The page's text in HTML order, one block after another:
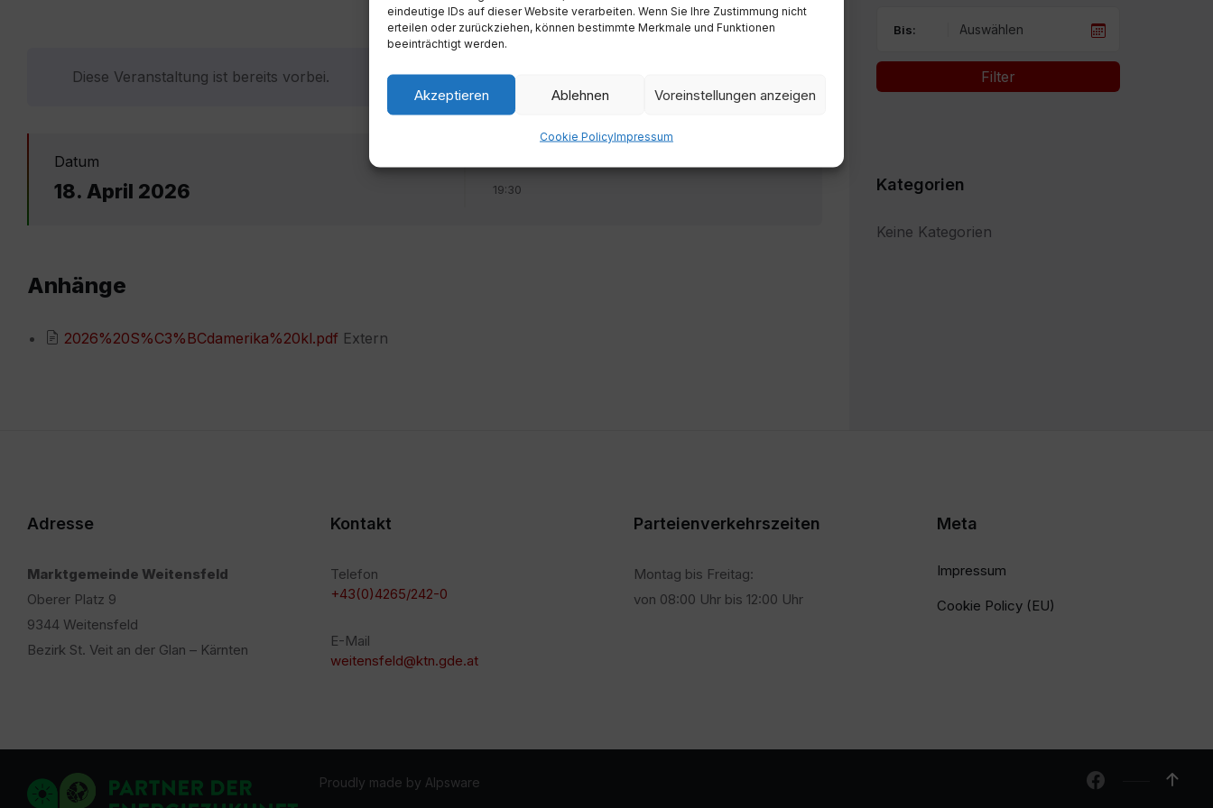
eindeutige IDs auf dieser Website verarbeiten. Wenn Sie Ihre Zustimmung nicht
erteilen oder zurückziehen, können bestimmte Merkmale und Funktionen
beeinträchtigt werden.
Akzeptieren Ablehnen Voreinstellungen anzeigen
Cookie PolicyImpressum
Diese Veranstaltung ist bereits vorbei.
Datum
18. April 2026 19:30
Anhänge
2026%20S%C3%BCdamerika%20kl.pdf Extern
Bis:
Filter
Kategorien
Keine Kategorien
Adresse
Marktgemeinde Weitensfeld
Oberer Platz 9
9344 Weitensfeld
Bezirk St. Veit an der Glan – Kärnten
Kontakt
Telefon
+43(0)4265/242-0
E-Mail
weitensfeld@ktn.gde.at
Parteienverkehrszeiten
Montag bis Freitag:
von 08:00 Uhr bis 12:00 Uhr
Meta
Impressum
Cookie Policy (EU)
Proudly made by Alpsware